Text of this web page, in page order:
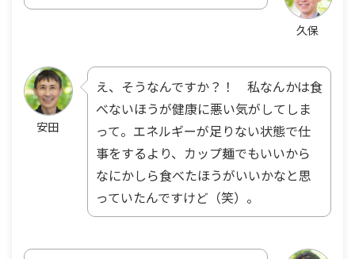
久保
安田
え、そうなんですか？！ 私なんかは食
べないほうが健康に悪い気がしてしま
って。エネルギーが足りない状態で仕
事をするより、カップ麺でもいいから
なにかしら食べたほうがいいかなと思
っていたんですけど（笑）。